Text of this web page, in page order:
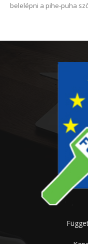
belelépni a pihe-puha